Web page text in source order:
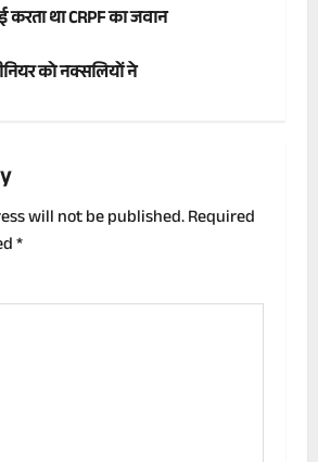
करता था CRPF का जवान
को नक्सलियों ने
will not be published.Required
*